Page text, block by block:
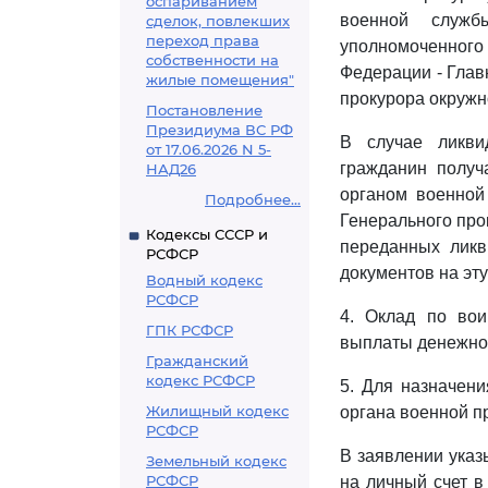
сделок, повлекших
переход права
собственности на
жилые помещения"
Постановление
Президиума ВС РФ
от 17.06.2026 N 5-
НАД26
Подробнее...
Кодексы СССР и
РСФСР
Водный кодекс
РСФСР
ГПК РСФСР
Гражданский
кодекс РСФСР
Жилищный кодекс
РСФСР
Земельный кодекс
РСФСР
военной
Федерации -
прокурора
В случае
гражданин
органом
Генерального
переданных
документов на
4. Оклад по
выплаты
5. Для
органа военной
В заявлении
на личный счет